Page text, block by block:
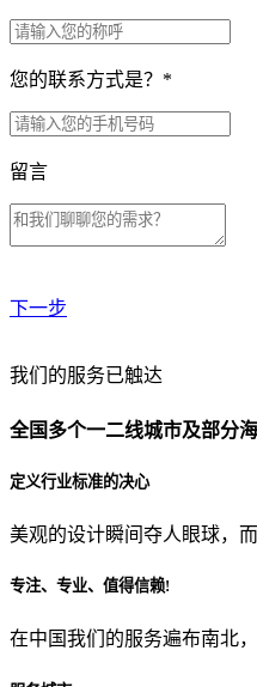
您的联系方式是？ *
留言
下一步
贵公司预算范围是？
贵公司的团队规模是？
从哪里了解到我们？
我们的服务已触达
全国多个一二线城市及部分
定义行业标准的决心
美观的设计瞬间夺人眼球，
专注、专业、值得信赖!
在中国我们的服务遍布南北